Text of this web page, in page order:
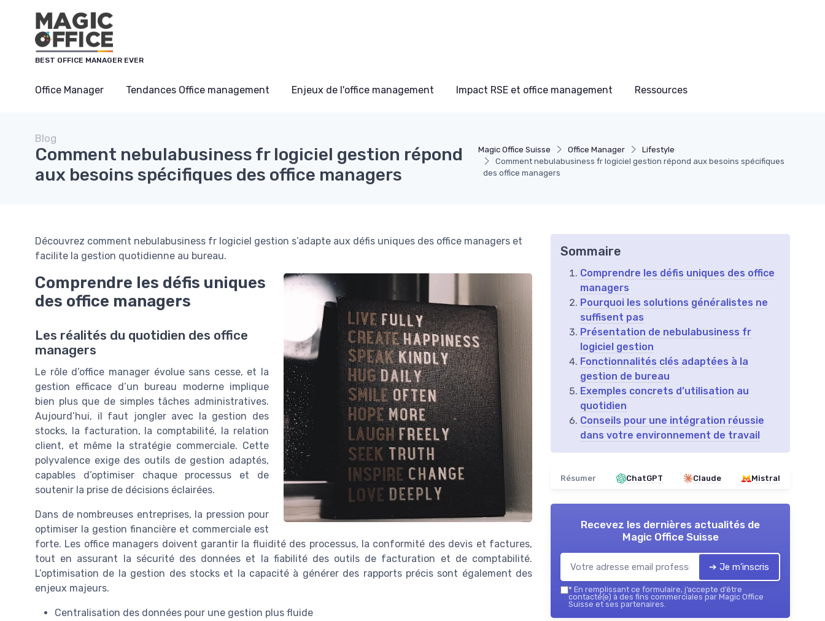
BEST OFFICE MANAGER EVER
Office Manager Tendances Office management Enjeux de l'office management Impact RSE et office management Ressources
Magic Office Suisse Office Manager
Lifestyle
Comment nebulabusiness fr logiciel gestion répond aux besoins spécifiques
des office managers
Blog
Comment nebulabusiness fr logiciel gestion répond
aux besoins spécifiques des office managers
Découvrez comment nebulabusiness fr logiciel gestion s’adapte aux défis uniques des office managers et
facilite la gestion quotidienne au bureau.
Comprendre les défis uniques
des office managers
Les réalités du quotidien des office
managers
Le rôle d’office manager évolue sans cesse, et la
gestion efficace d’un bureau moderne implique
bien plus que de simples tâches administratives.
Aujourd’hui, il faut jongler avec la gestion des
stocks, la facturation, la comptabilité, la relation
client, et même la stratégie commerciale. Cette
polyvalence exige des outils de gestion adaptés,
capables d’optimiser chaque processus et de
soutenir la prise de décisions éclairées.
Dans de nombreuses entreprises, la pression pour
optimiser la gestion financière et commerciale est
forte. Les office managers doivent garantir la fluidité des processus, la conformité des devis et factures,
tout en assurant la sécurité des données et la fiabilité des outils de facturation et de comptabilité.
L’optimisation de la gestion des stocks et la capacité à générer des rapports précis sont également des
enjeux majeurs.
Centralisation des données pour une gestion plus fluide
Sommaire
Comprendre les défis uniques des office
managers
Pourquoi les solutions généralistes ne
suffisent pas
Présentation de nebulabusiness fr
logiciel gestion
Fonctionnalités clés adaptées à la
gestion de bureau
Exemples concrets d’utilisation au
quotidien
Conseils pour une intégration réussie
dans votre environnement de travail
Résumer ChatGPT Claude Mistral
Recevez les dernières actualités de
Magic Office Suisse
➔ Je m'inscris
* En remplissant ce formulaire, j’accepte d’être
contacté(e) à des fins commerciales par Magic Office
Suisse et ses partenaires.